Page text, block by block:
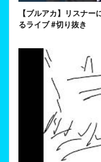
【ブルアカ】リスナ
るライブ #切り抜き